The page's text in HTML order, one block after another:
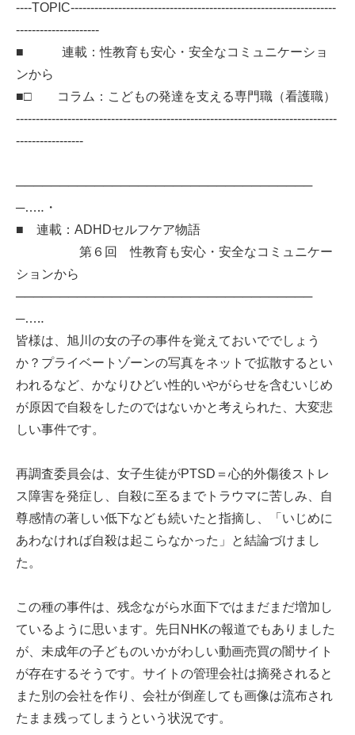
----TOPIC-------------------------------------------------------------------
---------------------
■ 連載：性教育も安心・安全なコミュニケーショ
ンから
■□ コラム：こどもの発達を支える専門職（看護職）
---------------------------------------------------------------------------------
-----------------
──────────────────────────────────
─…‥・
■ 連載：ADHDセルフケア物語
第６回 性教育も安心・安全なコミュニケー
ションから
──────────────────────────────────
─…‥
皆様は、旭川の女の子の事件を覚えておいででしょう
か？プライベートゾーンの写真をネットで拡散するとい
われるなど、かなりひどい性的いやがらせを含むいじめ
が原因で自殺をしたのではないかと考えられた、大変悲
しい事件です。
再調査委員会は、女子生徒がPTSD＝心的外傷後ストレ
ス障害を発症し、自殺に至るまでトラウマに苦しみ、自
尊感情の著しい低下なども続いたと指摘し、「いじめに
あわなければ自殺は起こらなかった」と結論づけまし
た。
この種の事件は、残念ながら水面下ではまだまだ増加し
ているように思います。先日NHKの報道でもありました
が、未成年の子どものいかがわしい動画売買の闇サイト
が存在するそうです。サイトの管理会社は摘発されると
また別の会社を作り、会社が倒産しても画像は流布され
たまま残ってしまうという状況です。